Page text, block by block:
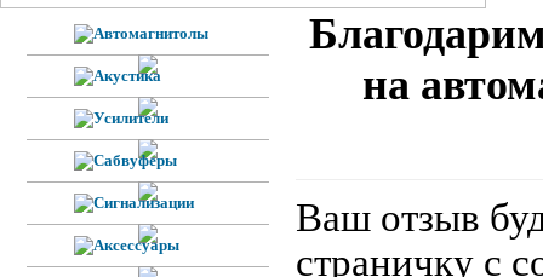
на
Ваш отзыв
страничку с